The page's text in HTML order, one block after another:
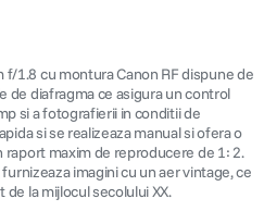
1.8 cu montura Canon RF dispune de
de diafragma ce asigura un control
si a fotografierii in conditii de
si se realizeaza manual si ofera o
maxim de reproducere de 1: 2.
imagini cu un aer vintage, ce
la mijlocul secolului XX.